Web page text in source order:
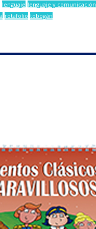
lenguaje lenguaje y comunicación
rotafolio tobogán